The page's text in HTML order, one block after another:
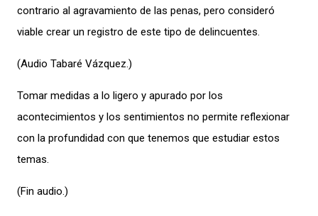
contrario al agravamiento de las penas, pero consideró
viable crear un registro de este tipo de delincuentes.
(Audio Tabaré Vázquez.)
Tomar medidas a lo ligero y apurado por los
acontecimientos y los sentimientos no permite reflexionar
con la profundidad con que tenemos que estudiar estos
temas.
(Fin audio.)